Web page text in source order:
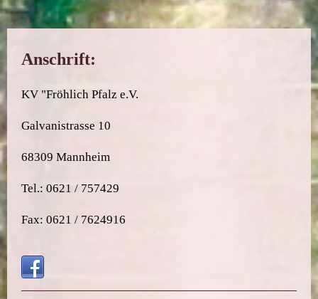
Anschrift:
KV "Fröhlich Pfalz e.V.
Galvanistrasse 10
68309 Mannheim
Tel.: 0621 / 757429
Fax: 0621 / 7624916